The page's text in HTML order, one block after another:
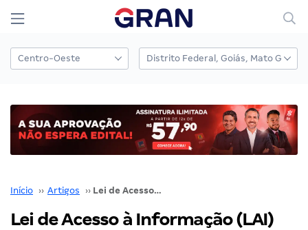
Início ›› Artigos ›› Lei de Acesso à Informação (LAI)
Lei de Acesso à Informação (LAI)